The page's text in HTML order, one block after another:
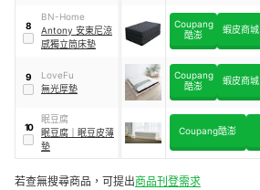
8
BN-Home
Antony 安東尼涼
感獨立筒床墊
Coupang
酷澎
蝦皮商城
9
LoveFu
無光厚墊
Coupang
酷澎
蝦皮商城
10
眠豆腐
眠豆腐
眠豆皮薄
墊
Coupang酷澎
若查無搜尋商品，可提出商品刊登需求